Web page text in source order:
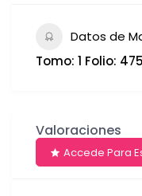
Datos de
Tomo: 1 Folio: 475
Valoraciones
Accede Para